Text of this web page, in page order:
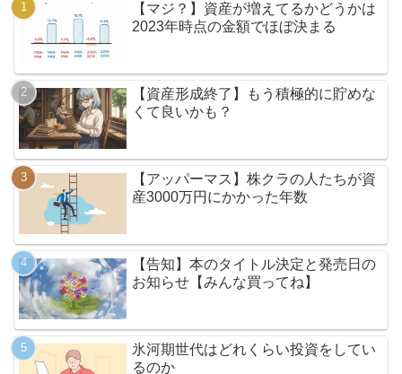
【マジ？】資産が増えてるかどうかは
2023年時点の金額でほぼ決まる
【資産形成終了】もう積極的に貯めな
くて良いかも？
【アッパーマス】株クラの人たちが資
産3000万円にかかった年数
【告知】本のタイトル決定と発売日の
お知らせ【みんな買ってね】
氷河期世代はどれくらい投資をしてい
るのか